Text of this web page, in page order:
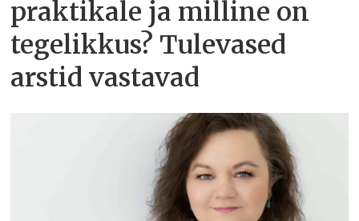
praktikale ja milline on
tegelikkus? Tulevased
arstid vastavad